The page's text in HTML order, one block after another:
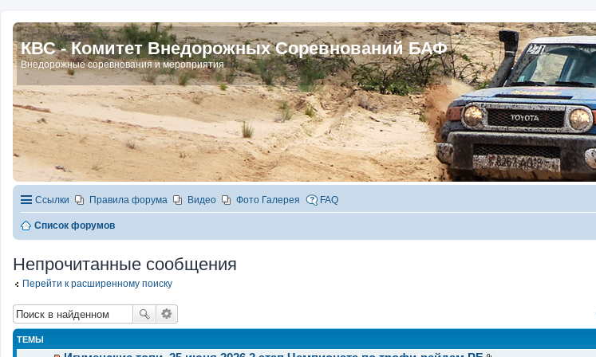
КВС - Комитет Внедорожных Соревнований БАФ
Внедорожные соревнования и мероприятия
Ссылки Правила форума Видео Фото Галерея FAQ
Список форумов
Непрочитанные сообщения
Перейти к расширенному поиску
ТЕМЫ